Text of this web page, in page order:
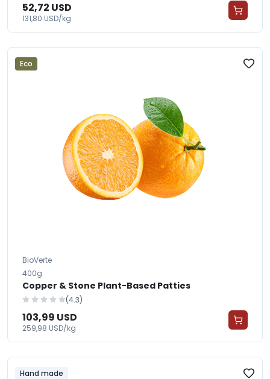
52,72 USD
131,80 USD/kg
Eco
BioVerte
400g
Copper & Stone Plant-Based Patties
(4.3)
103,99 USD
259,98 USD/kg
Hand made